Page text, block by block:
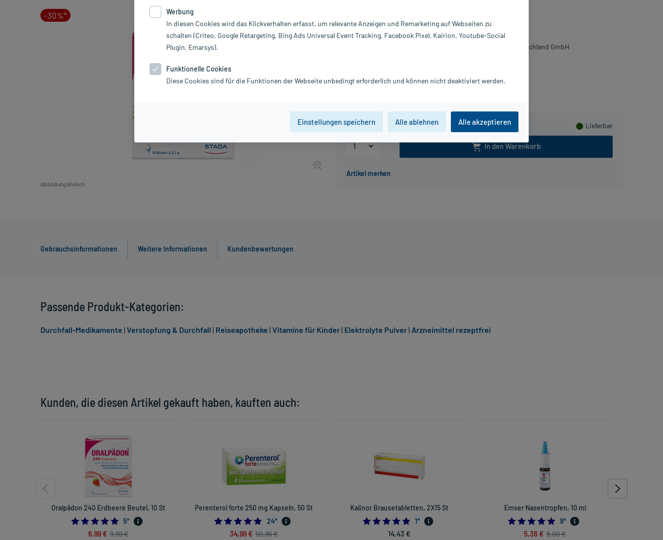
-30%*
Abbildung ähnlich
6,99 €
Lieferbar
In den Warenkorb
Inhalt:
10 St
PZN:
02563032
STADA Consumer Health Deutschland GmbH
Gebrauchsinformationen Weitere Informationen Kundenbewertungen
Kunden, die diesen Artikel gekauft haben, kauften auch:
Oralpädon 240 Erdbeere Beutel, 10 St
4.8
5*
6,99 € 9,99 €
Perenterol forte 250 mg Kapseln, 50 St
5.0
24*
34,99 € 50,36 €
Kalinor Brausetabletten, 2X15 St
5.0
1*
14,43 €
Emser Nasentropfen, 10 ml
4.888888888888889
9*
5,36 € 8,00 €
Passende Produkt-Kategorien:
Durchfall-Medikamente | Verstopfung & Durchfall | Reiseapotheke | Vitamine für Kinder| Elektrolyte Pulver| Arzneimittel rezeptfrei
Werbung
In diesen Cookies wird das Klickverhalten erfasst, um relevante Anzeigen und Remarketing auf Webseiten zu
schalten (Criteo, Google Retargeting, Bing Ads Universal Event Tracking, Facebook Pixel, Kairion, Youtube-Social
Plugin, Emarsys).
Funktionelle Cookies
Diese Cookies sind für die Funktionen der Webseite unbedingt erforderlich und können nicht deaktiviert werden.
Einstellungen speichern Alle ablehnen Alle akzeptieren